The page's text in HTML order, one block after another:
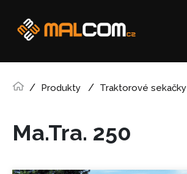
Produkty Traktorové sekačky
Ma.Tra. 250